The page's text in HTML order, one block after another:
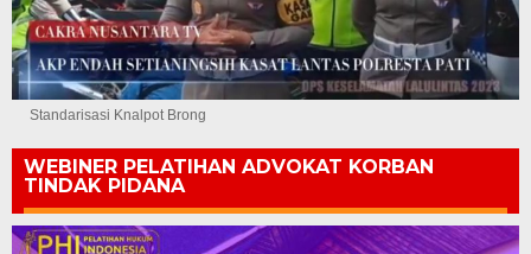
Standarisasi Knalpot Brong
WEBINER PELATIHAN ADVOKAT KORBAN
TINDAK PIDANA